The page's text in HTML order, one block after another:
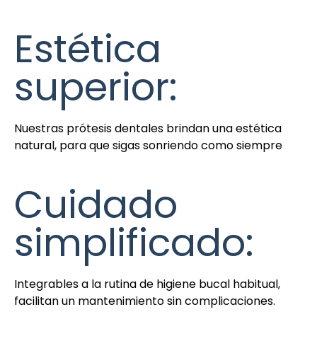
Estética
superior:
Nuestras prótesis dentales brindan una estética
natural, para que sigas sonriendo como siempre
Cuidado
simplificado:
Integrables a la rutina de higiene bucal habitual,
facilitan un mantenimiento sin complicaciones.